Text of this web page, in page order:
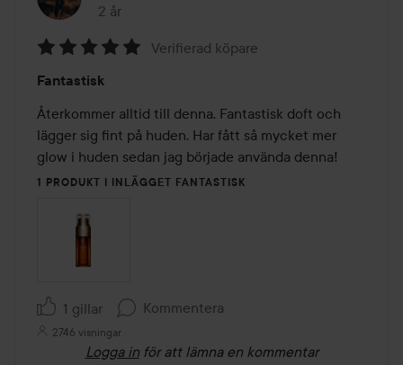
2 år
Inlägget skapades 2 år
5
av
5
Verifierad köpare
Fantastisk
Återkommer alltid till denna. Fantastisk doft och
lägger sig fint på huden. Har fått så mycket mer
glow i huden sedan jag började använda denna!
1 PRODUKT I INLÄGGET FANTASTISK
1 gillar Kommentera
2746 visningar
Logga in för att lämna en kommentar